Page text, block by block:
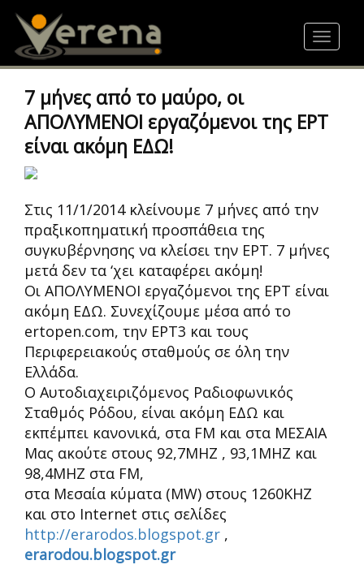
content
Toggle
7 μήνες από το μαύρο, οι
ΑΠΟΛΥΜEΝΟΙ εργαζόμενοι της ΕΡΤ
είναι ακόμη ΕΔΩ!
Στις 11/1/2014 κλείνουμε 7 μήνες από την
πραξικοπηματική προσπάθεια της
συγκυβέρνησης να κλείσει την ΕΡΤ. 7 μήνες
μετά δεν τα ‘χει καταφέρει ακόμη!
Οι ΑΠΟΛΥΜΕΝΟΙ εργαζόμενοι της ΕΡΤ είναι
ακόμη ΕΔΩ. Συνεχίζουμε μέσα από το
ertopen.com, την ΕΡΤ3 και τους
Περιφερειακούς σταθμούς σε όλη την
Ελλάδα.
Ο Αυτοδιαχειριζόμενος Ραδιοφωνικός
Σταθμός Ρόδου, είναι ακόμη ΕΔΩ και
εκπέμπει κανονικά, στα FM και στα ΜΕΣΑΙΑ
Μας ακούτε στους 92,7ΜΗΖ , 93,1ΜΗΖ και
98,4MHZ στα FM,
στα Μεσαία κύματα (MW) στους 1260ΚΗΖ
και στο Internet στις σελίδες
http://erarodos.blogspot.gr ,
erarodou.blogspot.gr